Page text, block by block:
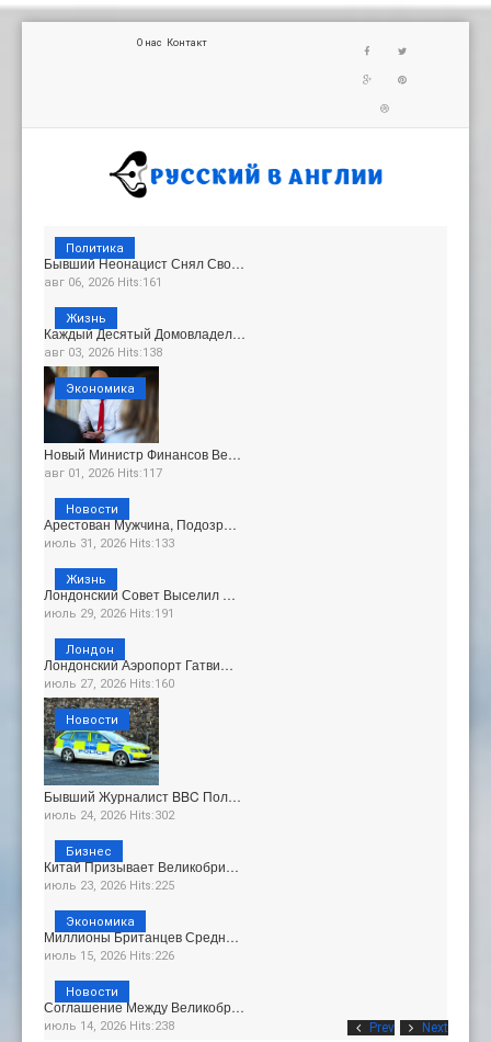
О нас Контакт
Prev Next
Бывший Неонацист Снял Сво…
авг 06, 2026 Hits:161
Политика
Каждый Десятый Домовладел…
авг 03, 2026 Hits:138
Жизнь
Новый Министр Финансов Ве…
авг 01, 2026 Hits:117
Экономика
Арестован Мужчина, Подозр…
июль 31, 2026 Hits:133
Новости
Лондонский Совет Выселил …
июль 29, 2026 Hits:191
Жизнь
Лондонский Аэропорт Гатви…
июль 27, 2026 Hits:160
Лондон
Бывший Журналист BBC Пол…
июль 24, 2026 Hits:302
Новости
Китай Призывает Великобри…
июль 23, 2026 Hits:225
Бизнес
Миллионы Британцев Средн…
июль 15, 2026 Hits:226
Экономика
Соглашение Между Великобр…
июль 14, 2026 Hits:238
Новости